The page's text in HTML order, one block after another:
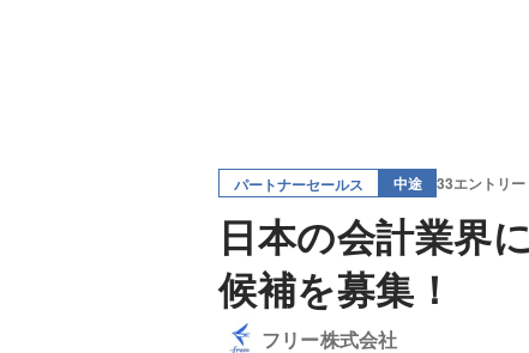
パートナーセールス 中途 33エントリー
日本の会計業界
候補を募集！
フリー株式会社